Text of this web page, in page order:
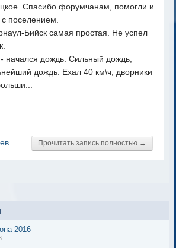
Спасибо форумчанам, помогли и
поселением.
Бийск самая простая. Не успел
начался дождь. Сильный дождь,
дождь. Ехал 40 км\ч, дворники
Прочитать запись полностью →
2016